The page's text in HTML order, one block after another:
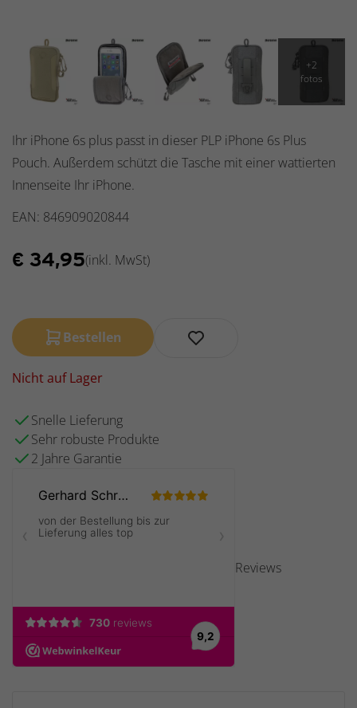
Ihr iPhone 6s plus passt in dieser PLP iPhone 6s Plus
Pouch. Außerdem schützt die Tasche mit einer wattierten
Innenseite Ihr iPhone.
EAN: 846909020844
€ 34,95(inkl. MwSt)
Bestellen
Nicht auf Lager
Snelle Lieferung
Sehr robuste Produkte
2 Jahre Garantie
Reviews